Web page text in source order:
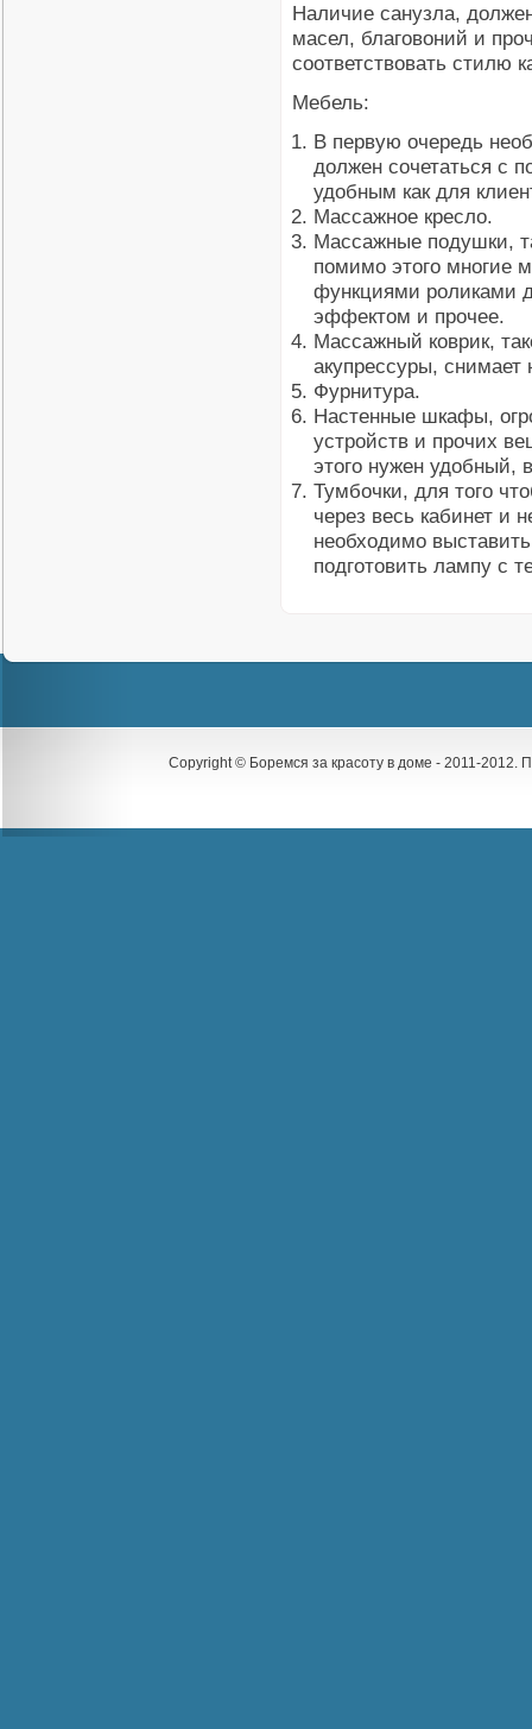
Наличие санузла,
масел, благовоний и
соответствовать стилю
Мебель:
В первую очередь
должен сочетаться с
удобным как для
Массажное кресло.
Массажные подушки,
помимо этого многие
функциями роликами
эффектом и прочее.
Массажный коврик,
акупрессуры, снимает
Фурнитура.
Настенные шкафы,
устройств и прочих
этого нужен удобный,
Тумбочки, для того
через весь кабинет и
необходимо
подготовить лампу с
Copyright © Боремся за красоту в доме - 2011-2012.